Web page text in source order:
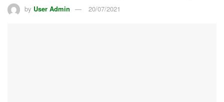
by User Admin 20/07/2021